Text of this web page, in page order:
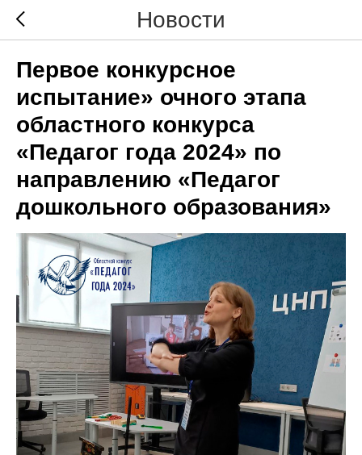
Новости
Первое конкурсное
испытание» очного этапа
областного конкурса
«Педагог года 2024» по
направлению «Педагог
дошкольного образования»